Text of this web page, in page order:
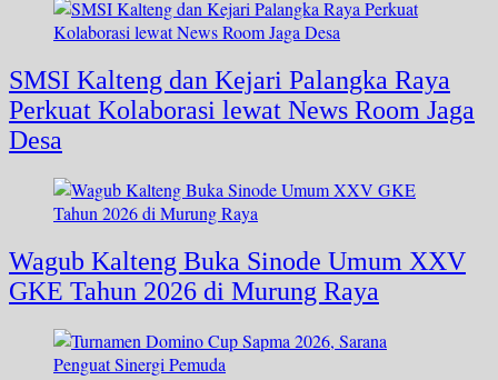
SMSI Kalteng dan Kejari Palangka Raya
Perkuat Kolaborasi lewat News Room Jaga
Desa
Wagub Kalteng Buka Sinode Umum XXV
GKE Tahun 2026 di Murung Raya